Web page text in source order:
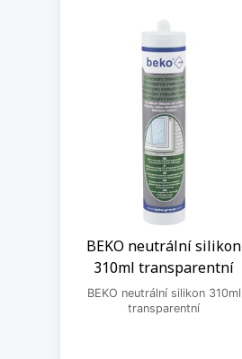
BEKO neutrální silikon
310ml transparentní
BEKO neutrální silikon 310ml
transparentní